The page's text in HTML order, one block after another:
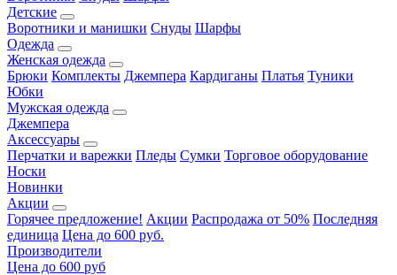
Детские
Воротники и манишки Снуды Шарфы
Одежда
Женская одежда
Брюки Комплекты Джемпера Кардиганы Платья Туники
Юбки
Мужская одежда
Джемпера
Аксессуары
Перчатки и варежки Пледы Сумки Торговое оборудование
Носки
Новинки
Акции
Горячее предложение! Акции Распродажа от 50% Последняя
единица Цена до 600 руб.
Производители
Цена до 600 руб